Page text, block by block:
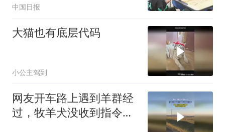
中国日报
大猫也有底层代码
小公主驾到
网友开车路上遇到羊群经
过，牧羊犬没收到指令本